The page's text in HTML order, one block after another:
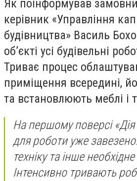
Як поінформував
керівник «Управління
будівництва» Василь
об’єкті усі будівельні
Триває процес
приміщення всередині,
та встановлюють меблі і
На першому поверсі
для роботи уже
техніку та інше
Інтенсивно тривають